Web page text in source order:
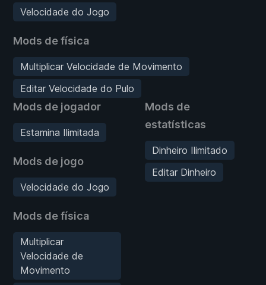
Velocidade do Jogo
Mods de física
Multiplicar Velocidade de Movimento
Editar Velocidade do Pulo
Mods de jogador
Estamina Ilimitada
Mods de jogo
Velocidade do Jogo
Mods de física
Multiplicar
Velocidade de
Movimento
Mods de
estatísticas
Dinheiro Ilimitado
Editar Dinheiro